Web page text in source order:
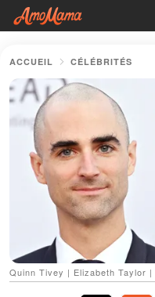
ACCUEIL CÉLÉBRITÉS
Quinn Tivey | Elizabeth Taylor